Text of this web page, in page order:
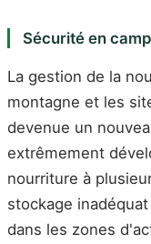
Sécurité en
La gestion de la
montagne et les
devenue un
extrêmement
nourriture à
stockage
dans les zones